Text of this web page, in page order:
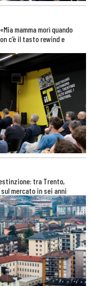
mamma morì quando
c’è il tasto rewind e
tra Trento,
sul mercato in sei anni